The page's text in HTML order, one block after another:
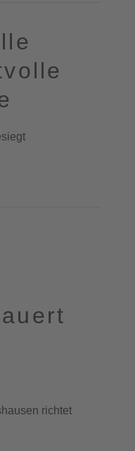
richtet